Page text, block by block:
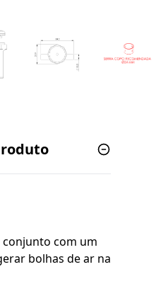
com um
bolhas de ar na